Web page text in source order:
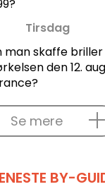
Tirsdag
man skaffe
den 12.
Se mere
BY-